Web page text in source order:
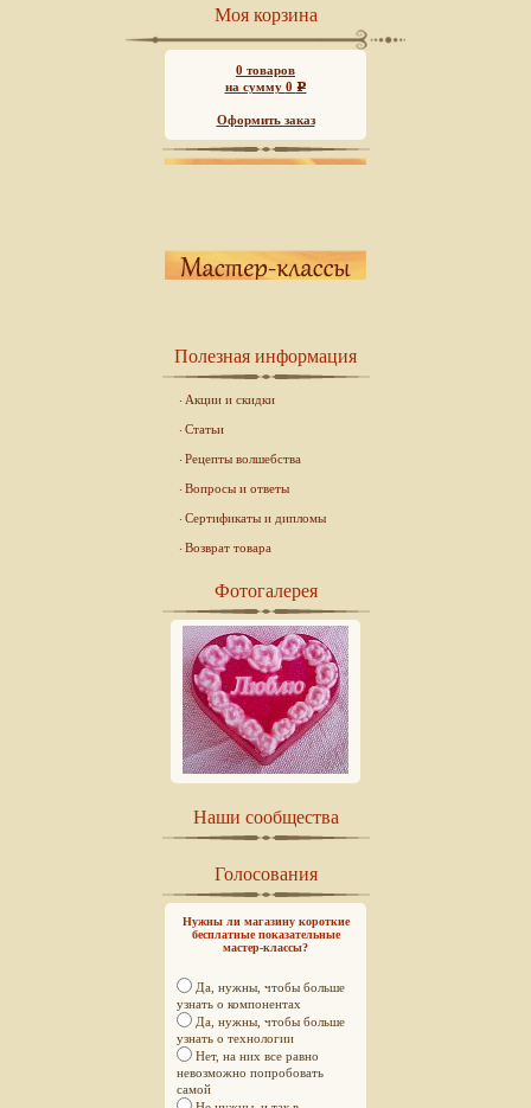
Моя корзина
0 товаров
на сумму 0 Р
Оформить заказ
Полезная информация
Акции и скидки
Статьи
Рецепты волшебства
Вопросы и ответы
Сертификаты и дипломы
Возврат товара
Фотогалерея
Наши сообщества
Голосования
Нужны ли магазину короткие
бесплатные показательные
мастер-классы?
Да, нужны, чтобы больше
узнать о компонентах
Да, нужны, чтобы больше
узнать о технологии
Нет, на них все равно
невозможно попробовать
самой